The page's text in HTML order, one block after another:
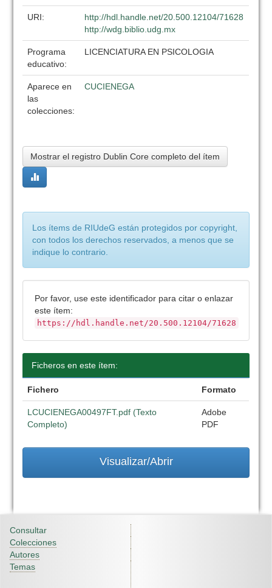
URI:
http://hdl.handle.net/20.500.12104/71628
http://wdg.biblio.udg.mx
Programa
educativo:
LICENCIATURA EN PSICOLOGIA
Aparece en
las
colecciones:
CUCIENEGA
Mostrar el registro Dublin Core completo del ítem
Los ítems de RIUdeG están protegidos por copyright,
con todos los derechos reservados, a menos que se
indique lo contrario.
Por favor, use este identificador para citar o enlazar
este ítem:
https://hdl.handle.net/20.500.12104/71628
Ficheros en este ítem:
Fichero Formato
LCUCIENEGA00497FT.pdf (Texto
Completo)
Adobe
PDF
Visualizar/Abrir
Consultar
Colecciones
Autores
Temas